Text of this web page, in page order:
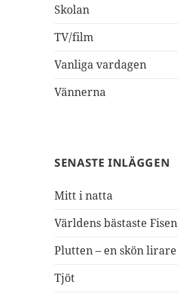
Skolan
TV/film
Vanliga vardagen
Vännerna
SENASTE INLÄGGEN
Mitt i natta
Världens bästaste Fisen
Plutten – en skön lirare
Tjöt